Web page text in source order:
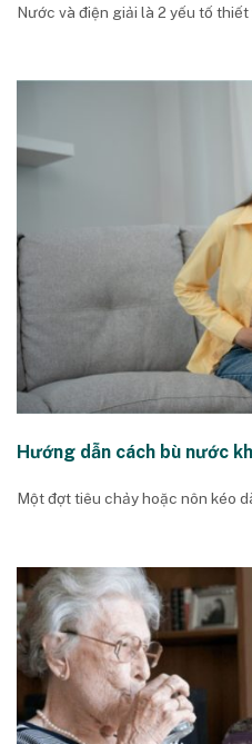
Nước và điện giải là 2 yếu tố thiết
Hướng dẫn cách bù nước
Một đợt tiêu chảy hoặc nôn kéo